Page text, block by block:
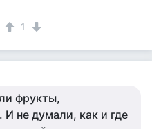
1
фрукты,
не думали, как и где